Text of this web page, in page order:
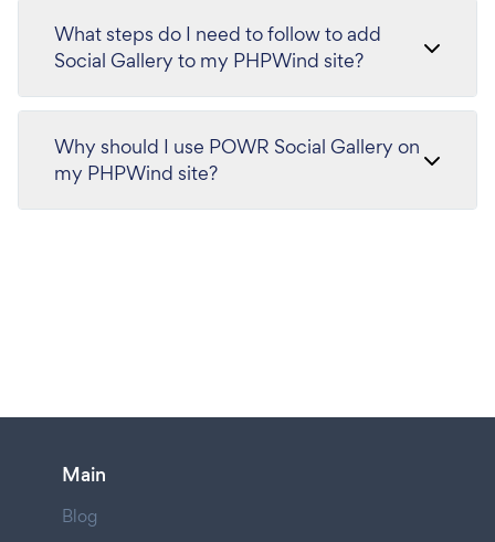
What steps do I need to follow to add
Social Gallery to my PHPWind site?
Why should I use POWR Social Gallery on
my PHPWind site?
Main
Blog